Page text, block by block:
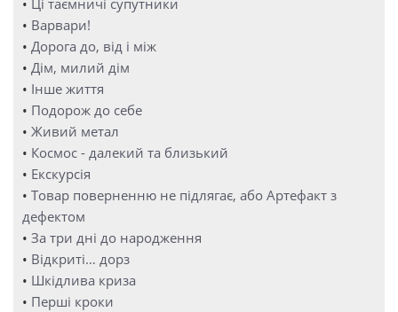
• Ці таємничі супутники
• Варвари!
• Дорога до, від і між
• Дім, милий дім
• Інше життя
• Подорож до себе
• Живий метал
• Космос - далекий та близький
• Екскурсія
• Товар поверненню не підлягає, або Артефакт з
дефектом
• За три дні до народження
• Відкриті… дорз
• Шкідлива криза
• Перші кроки